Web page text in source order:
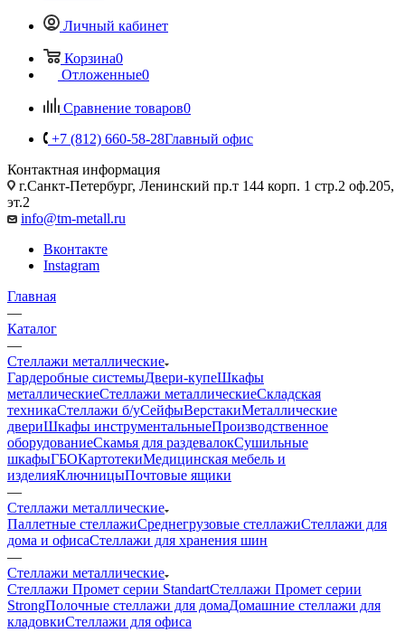
Личный кабинет
Корзина0
Отложенные0
Сравнение товаров0
+7 (812) 660-58-28Главный офис
Контактная информация
г.Санкт-Петербург, Ленинский пр.т 144 корп. 1 стр.2 оф.205,
эт.2
info@tm-metall.ru
Вконтакте
Instagram
Главная
—
Каталог
—
Стеллажи металлические
Гардеробные системыДвери-купеШкафы
металлическиеСтеллажи металлическиеСкладская
техникаСтеллажи б/уСейфыВерстакиМеталлические
двериШкафы инструментальныеПроизводственное
оборудованиеСкамья для раздевалокСушильные
шкафыГБОКартотекиМедицинская мебель и
изделияКлючницыПочтовые ящики
—
Стеллажи металлические
Паллетные стеллажиСреднегрузовые стеллажиСтеллажи для
дома и офисаСтеллажи для хранения шин
—
Стеллажи металлические
Стеллажи Промет серии StandartСтеллажи Промет серии
StrongПолочные стеллажи для домаДомашние стеллажи для
кладовкиСтеллажи для офиса